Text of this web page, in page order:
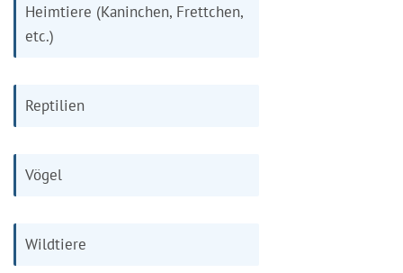
Heimtiere (Kaninchen, Frettchen,
etc.)
Reptilien
Vögel
Wildtiere